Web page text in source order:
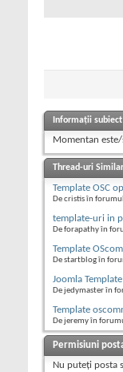
Informații subiect
Momentan
Thread-uri
Template OSC
De cristis în
template-uri in
De forapathy în
Template
De startblog în
Joomla Template
De jedymaster în
Template
De jeremy în
Permisiuni
Nu puteţi posta